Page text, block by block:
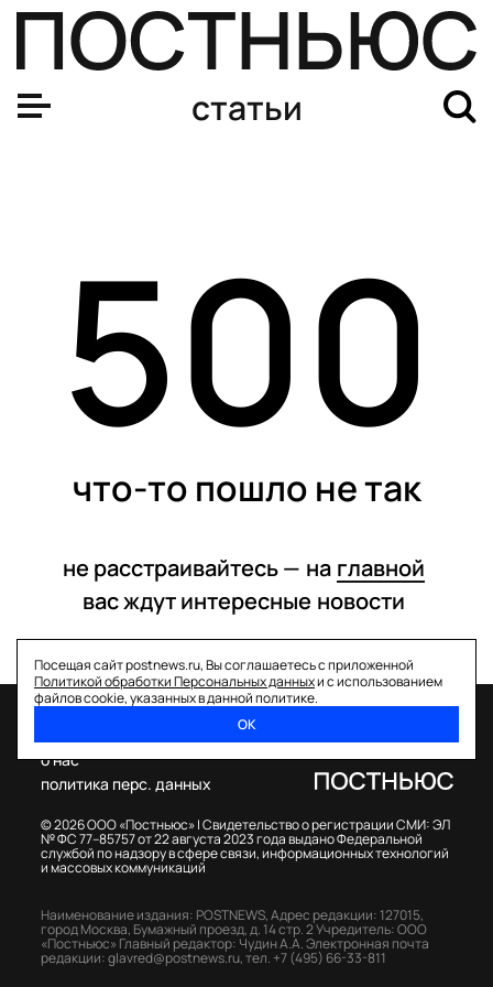
статьи
500
что-то пошло не так
не расстраивайтесь — на главной
вас ждут интересные новости
Посещая сайт postnews.ru, Вы соглашаетесь с приложенной
Политикой обработки Персональных данныхи с использованием
файлов cookie, указанных в данной политике.
ОК
© 2026 ООО «Постньюс» |Свидетельство о регистрации СМИ: ЭЛ
№ ФС 77–85757 от 22 августа 2023 года выдано Федеральной
службой по надзору в сфере связи, информационных технологий
и массовых коммуникаций
о нас
политика перс. данных
Наименование издания: POSTNEWS,Адрес редакции: 127015,
город Москва, Бумажный проезд, д. 14 стр. 2Учредитель: ООО
«Постньюс» Главный редактор: Чудин А.А.Электронная почта
редакции:glavred@postnews.ru,тел. +7 (495) 66-33-811
Фото с Месси и помощь бабушке от Джоковича: как